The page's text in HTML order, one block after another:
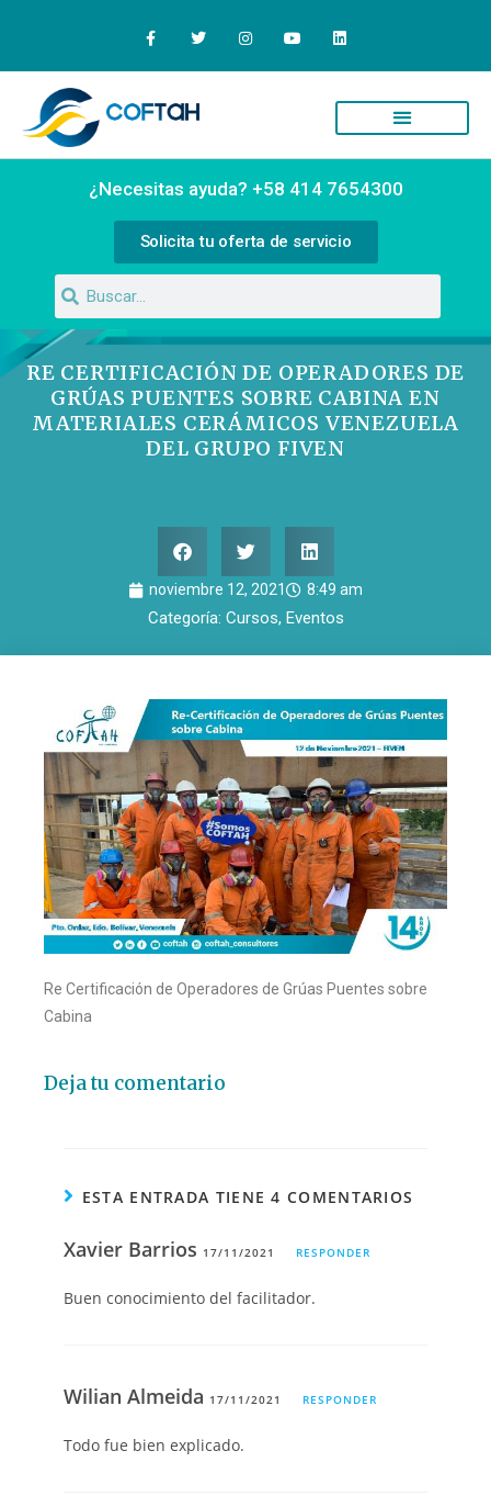
¿Necesitas ayuda? +58 414 7654300
Solicita tu oferta de servicio
RE CERTIFICACIÓN DE OPERADORES DE
GRÚAS PUENTES SOBRE CABINA EN
MATERIALES CERÁMICOS VENEZUELA
DEL GRUPO FIVEN
noviembre 12, 2021 8:49 am
Categoría: Cursos, Eventos
Re Certificación de Operadores de Grúas Puentes sobre
Cabina
Deja tu comentario
ESTA ENTRADA TIENE 4 COMENTARIOS
Xavier Barrios 17/11/2021 RESPONDER
Buen conocimiento del facilitador.
Wilian Almeida 17/11/2021 RESPONDER
Todo fue bien explicado.